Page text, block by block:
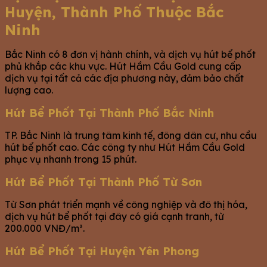
Huyện, Thành Phố Thuộc Bắc
Ninh
Bắc Ninh có 8 đơn vị hành chính, và dịch vụ hút bể phốt
phủ khắp các khu vực. Hút Hầm Cầu Gold cung cấp
dịch vụ tại tất cả các địa phương này, đảm bảo chất
lượng cao.
Hút Bể Phốt Tại Thành Phố Bắc Ninh
TP. Bắc Ninh là trung tâm kinh tế, đông dân cư, nhu cầu
hút bể phốt cao. Các công ty như Hút Hầm Cầu Gold
phục vụ nhanh trong 15 phút.
Hút Bể Phốt Tại Thành Phố Từ Sơn
Từ Sơn phát triển mạnh về công nghiệp và đô thị hóa,
dịch vụ hút bể phốt tại đây có giá cạnh tranh, từ
200.000 VNĐ/m³.
Hút Bể Phốt Tại Huyện Yên Phong